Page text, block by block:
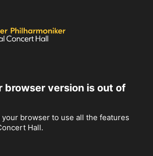
browser version is out of
your browser to use all the features
Hall.